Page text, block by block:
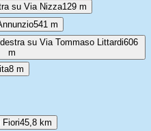
su Via Nizza129 m
541 m
su Via Tommaso Littardi606
m
8 m
45,8 km